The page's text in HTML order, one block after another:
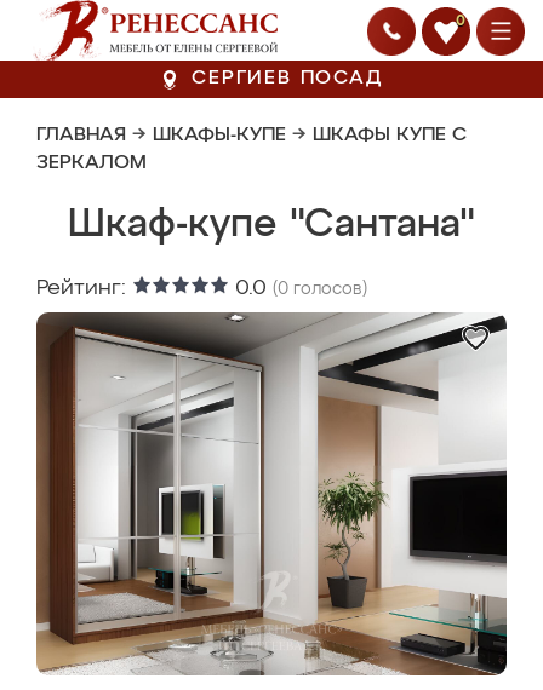
0
СЕРГИЕВ ПОСАД
ГЛАВНАЯ → ШКАФЫ-КУПЕ → ШКАФЫ КУПЕ С
ЗЕРКАЛОМ
Шкаф-купе "Сантана"
Рейтинг: 0.0 (0 голосов)